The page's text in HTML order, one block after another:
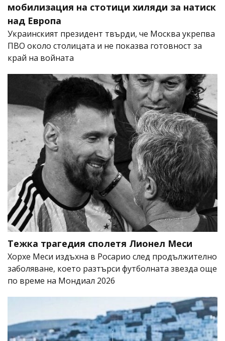
мобилизация на стотици хиляди за натиск
над Европа
Украинският президент твърди, че Москва укрепва
ПВО около столицата и не показва готовност за
край на войната
Тежка трагедия сполетя Лионел Меси
Хорхе Меси издъхна в Росарио след продължително
заболяване, което разтърси футболната звезда още
по време на Мондиал 2026